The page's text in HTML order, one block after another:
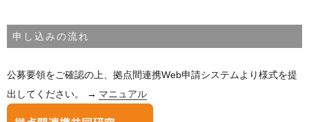
申し込みの流れ
公募要領をご確認の上、拠点間連携Web申請システムより様式を提
出してください。
→ マニュアル